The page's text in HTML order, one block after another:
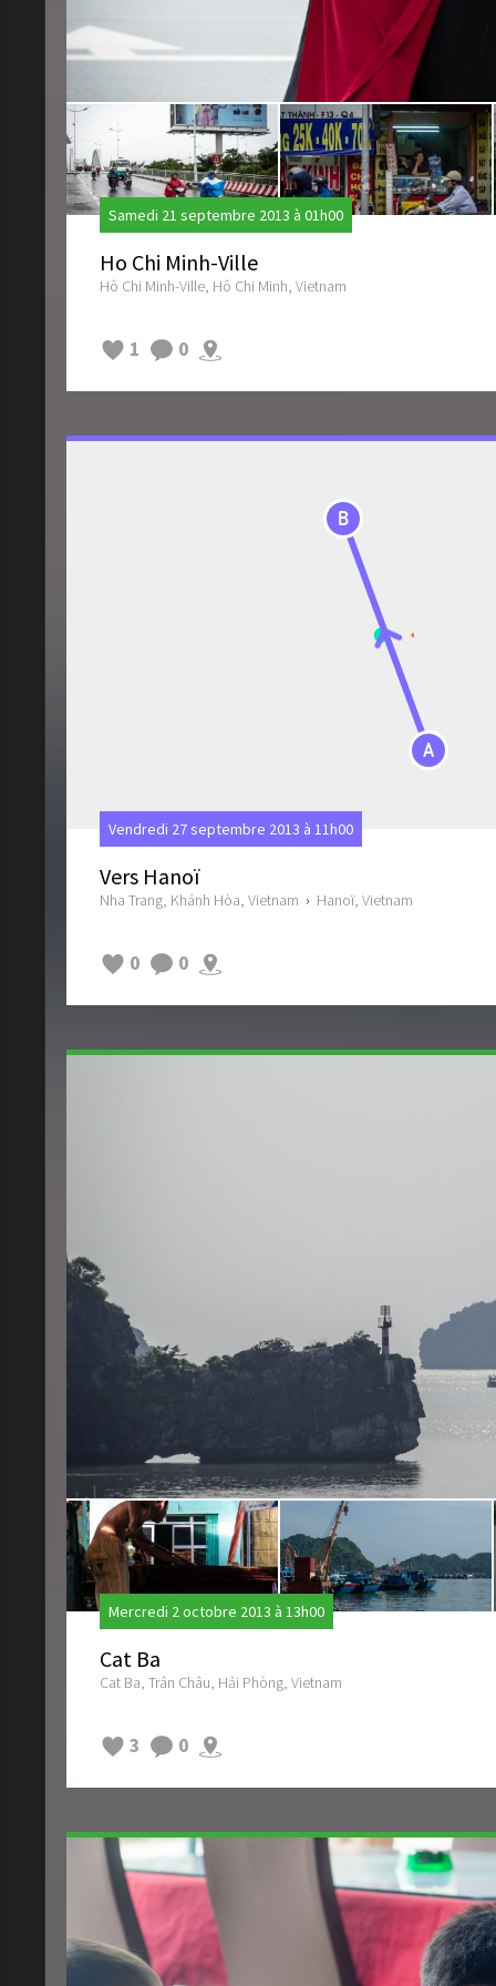
Samedi 21 septembre 2013 à 01h00
Ho Chi Minh-Ville
Hô Chi Minh-Ville, Hô Chi Minh, Vietnam
1 0
A
B
Vendredi 27 septembre 2013 à 11h00
Vers Hanoï
Nha Trang, Khánh Hòa, Vietnam › Hanoï, Vietnam
0 0
Mercredi 2 octobre 2013 à 13h00
Cat Ba
Cat Ba, Trân Châu, Hải Phòng, Vietnam
3 0